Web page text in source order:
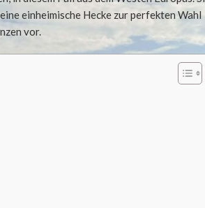
einheimische Hecke zur perfekten Wahl
vor.